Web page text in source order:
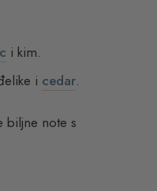
i kim.
i cedar.
biljne note s